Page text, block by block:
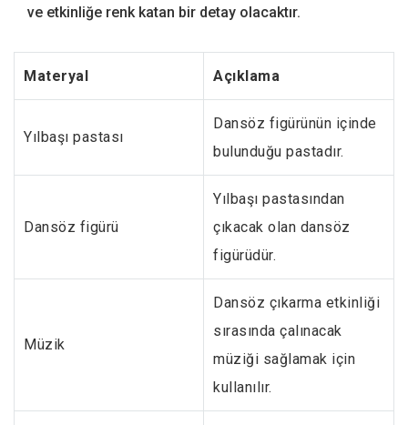
ve etkinliğe renk katan bir detay olacaktır.
Materyal Açıklama
Yılbaşı pastası
Dansöz figürünün içinde
bulunduğu pastadır.
Dansöz figürü
Yılbaşı pastasından
çıkacak olan dansöz
figürüdür.
Müzik
Dansöz çıkarma etkinliği
sırasında çalınacak
müziği sağlamak için
kullanılır.